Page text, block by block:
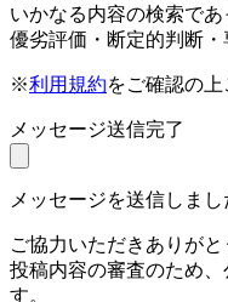
いかなる内容の検索で
優劣評価・断定的判断・
※利用規約をご確認の
メッセージ送信完了
メッセージを送信しまし
ご協力いただきありがと
投稿内容の審査のため
す。